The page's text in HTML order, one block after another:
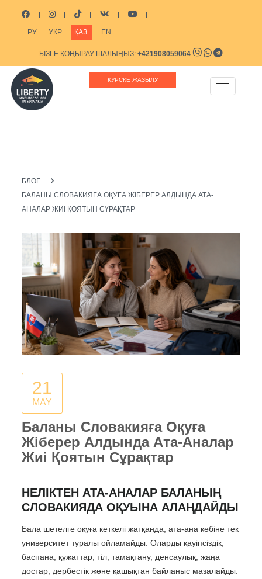
РУ УКР ҚАЗ. EN
БІЗГЕ ҚОҢЫРАУ ШАЛЫҢЫЗ: +421908059064
БІЗГЕ ЖАЗЫҢЫЗ:INFO@LIBERTYSCHOOL.EU
КУРСКЕ ЖАЗЫЛУ
БЛОГ
БАЛАНЫ СЛОВАКИЯҒА ОҚУҒА ЖІБЕРЕР АЛДЫНДА АТА-
АНАЛАР ЖИІ ҚОЯТЫН СҰРАҚТАР
21
MAY
Баланы Словакияға Оқуға
Жіберер Алдында Ата-Аналар
Жиі Қоятын Сұрақтар
НЕЛІКТЕН АТА-АНАЛАР БАЛАНЫҢ
СЛОВАКИЯДА ОҚУЫНА АЛАҢДАЙДЫ
Бала шетелге оқуға кеткелі жатқанда, ата-ана көбіне тек
университет туралы ойламайды. Оларды қауіпсіздік,
баспана, құжаттар, тіл, тамақтану, денсаулық, жаңа
достар, дербестік және қашықтан байланыс мазалайды.